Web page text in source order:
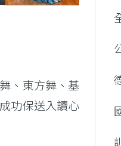
、東方舞、基
功保送入讀心